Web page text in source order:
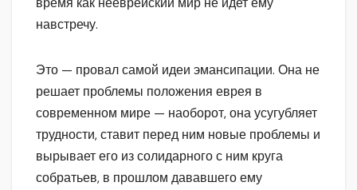
навстречу.
Это — провал самой идеи эмансипации. Она не
решает проблемы положения еврея в
современном мире — наоборот, она усугубляет
трудности, ставит перед ним новые проблемы и
вырывает его из солидарного с ним круга
собратьев, в прошлом дававшего ему